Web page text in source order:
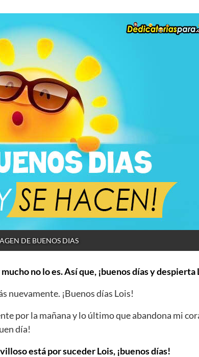
DE BUENOS DIAS
no lo es. Así que, ¡buenos días y despierta
nuevamente. ¡Buenos días Lois!
por la mañana y lo último que abandona mi
día!
está por suceder Lois, ¡buenos días!